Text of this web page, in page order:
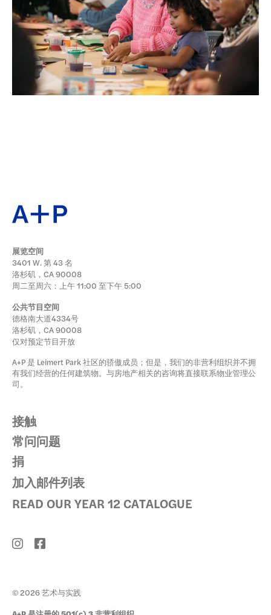
展览空间
3401 W. 第 43 名
洛杉矶，CA 90008
周二至周六：上午 11:00 至下午 5:00
公共节目空间
德格南大道4334号
洛杉矶，CA 90008
仅对预定节目开放
A+P 是 Leimert Park 社区的骄傲成员；但是，我们的非营利组织并不拥
有我们经营的任何建筑物。与房地产相关的咨询将直接联系物业管理公
司。
接触
常问问题
捐
加入邮件列表
READ OUR YEAR 12 CATALOGUE
© 2026 艺术与实践